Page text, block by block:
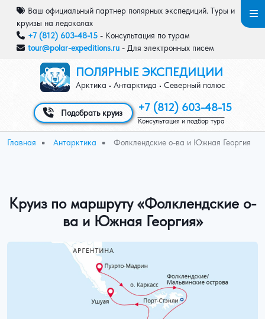
Перейти к основному содержанию
Ваш официальный партнер полярных экспедиций. Туры и
круизы на ледоколах
+7 (812) 603-48-15 - Консультация по турам
tour@polar-expeditions.ru - Для электронных писем
ПОЛЯРНЫЕ ЭКСПЕДИЦИИ
Арктика • Антарктида • Северный полюс
Подобрать круиз +7 (812) 603-48-15
Консультация и подбор тура
Строка навигации
Главная Антарктика Фолклендские о-ва и Южная Георгия
Круиз по маршруту «Фолклендские о-
ва и Южная Георгия»